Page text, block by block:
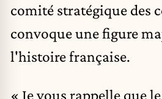
comité stratégique des
convoque une figure
l'histoire française.
« Je vous rappelle que